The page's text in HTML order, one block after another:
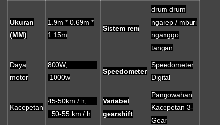
Ukuran
(MM)
1.9m * 0.69m *
1.15m
Sistem rem
drum drum
ngarep / mburi
nganggo
tangan
Daya
motor
800W,
1000w
Speedometer
Speedometer
Digital
Kacepetan
45-50km / h,
50-55 km / h
Variabel
gearshift
Pangowahan
Kacepetan 3-
Gear